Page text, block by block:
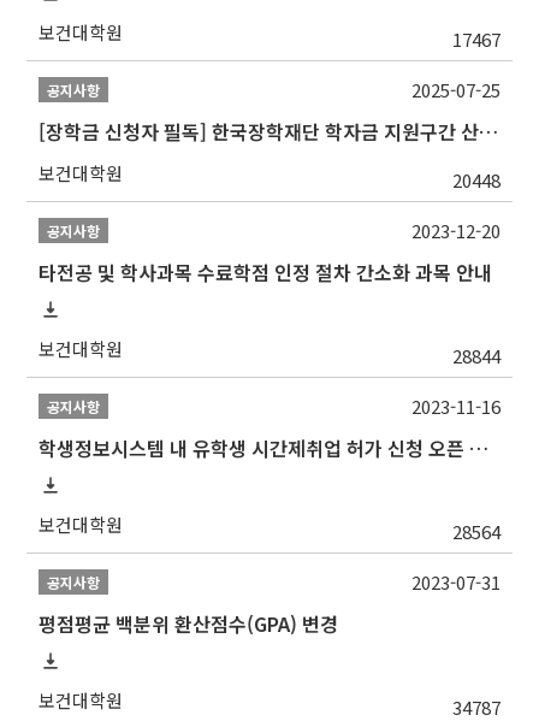
보건대학원 17467
공지사항
[장학금 신청자 필독] 한국장학재단 학자금 지원구간 산정 권고
보건대학원 20448
2025-07-25
공지사항
타전공 및 학사과목 수료학점 인정 절차 간소화 과목 안내
보건대학원 28844
2023-12-20
공지사항
학생정보시스템 내 유학생 시간제취업 허가 신청 오픈 안내
보건대학원 28564
2023-11-16
공지사항
평점평균 백분위 환산점수(GPA) 변경
보건대학원 34787
2023-07-31